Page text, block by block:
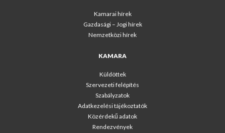
Kamarai hírek
Gazdasági – Jogi hírek
Nemzetközi hírek
KAMARA
Küldöttek
Szervezeti felépítés
Szabályzatok
Adatkezelési tájékoztatók
Közérdekű adatok
Rendezvények